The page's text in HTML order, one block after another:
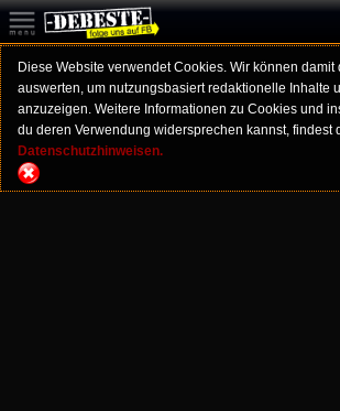
Diese Website verwendet Cookies. Wir können damit
auswerten, um nutzungsbasiert redaktionelle Inhalte
anzuzeigen. Weitere Informationen zu Cookies und
du deren Verwendung widersprechen kannst, findest
Datenschutzhinweisen.